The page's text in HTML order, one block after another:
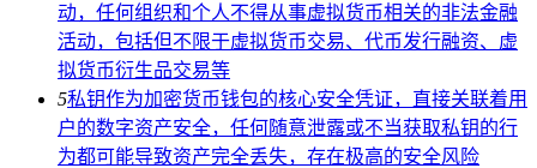
动，任何组织和个人不得从事虚拟货币相关的非法金融
活动，包括但不限于虚拟货币交易、代币发行融资、虚
拟货币衍生品交易等
5私钥作为加密货币钱包的核心安全凭证，直接关联着用
户的数字资产安全，任何随意泄露或不当获取私钥的行
为都可能导致资产完全丢失，存在极高的安全风险